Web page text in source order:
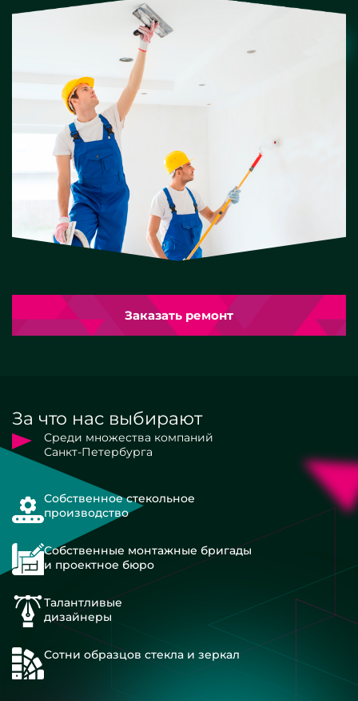
Заказать ремонт
За что нас выбирают
Среди множества компаний
Санкт-Петербурга
Собственное стекольное
производство
Собственные монтажные бригады
и проектное бюро
Талантливые
дизайнеры
Сотни образцов стекла и зеркал